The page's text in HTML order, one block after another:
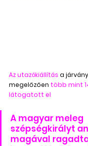
Az utazókiállítás a
megelőzően több mint
látogatott el
A magyar meleg
szépségkirályt
magával